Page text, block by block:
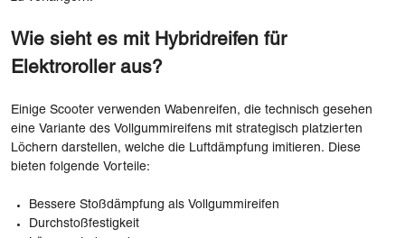
Wie sieht es mit Hybridreifen für
Elektroroller aus?
Einige Scooter verwenden Wabenreifen, die technisch gesehen
eine Variante des Vollgummireifens mit strategisch platzierten
Löchern darstellen, welche die Luftdämpfung imitieren. Diese
bieten folgende Vorteile:
Bessere Stoßdämpfung als Vollgummireifen
Durchstoßfestigkeit